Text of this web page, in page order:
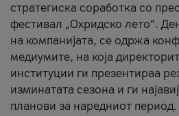
стратегиска соработка со
фестивал „Охридско лето“.
на компанијата, се одржа
медиумите, на која
институции ги презентираа
изминатата сезона и ги
планови за наредниот период.